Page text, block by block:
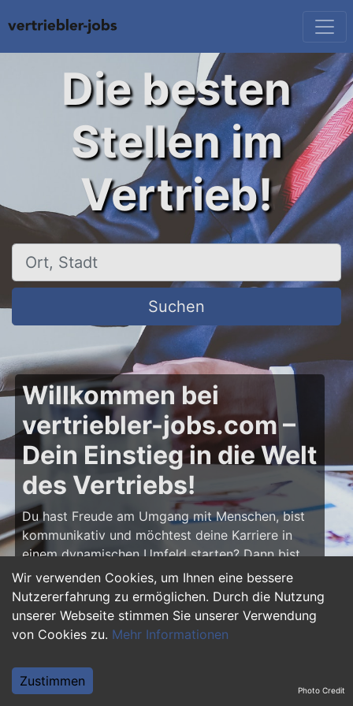
Wir verwenden Cookies, um Ihnen eine bessere
Nutzererfahrung zu ermöglichen. Durch die Nutzung
unserer Webseite stimmen Sie unserer Verwendung
von Cookies zu. Mehr Informationen
Zustimmen
Die besten
Stellen im
Vertrieb!
Ort, Stadt
Suchen
Willkommen bei
vertriebler-jobs.com –
Dein Einstieg in die Welt
des Vertriebs!
Du hast Freude am Umgang mit Menschen, bist
kommunikativ und möchtest deine Karriere in
einem dynamischen Umfeld starten? Dann bist
du aufvertriebler-jobs.comgenau richtig! Hier
findest du zahlreiche Ausbildungsplätze und
Einstiegsjobs im Vertrieb – von klassischen
Vertriebspositionen über Außendienst bis hin zu
Vertriebler und entwickle deine Talente!
Photo Credit